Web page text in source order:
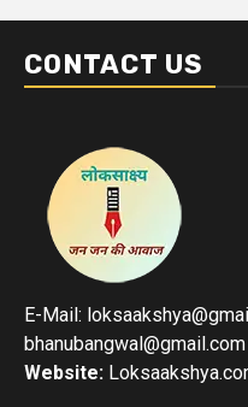
CONTACT US
E-Mail:
bhanubangwal@gmail.com
Website: